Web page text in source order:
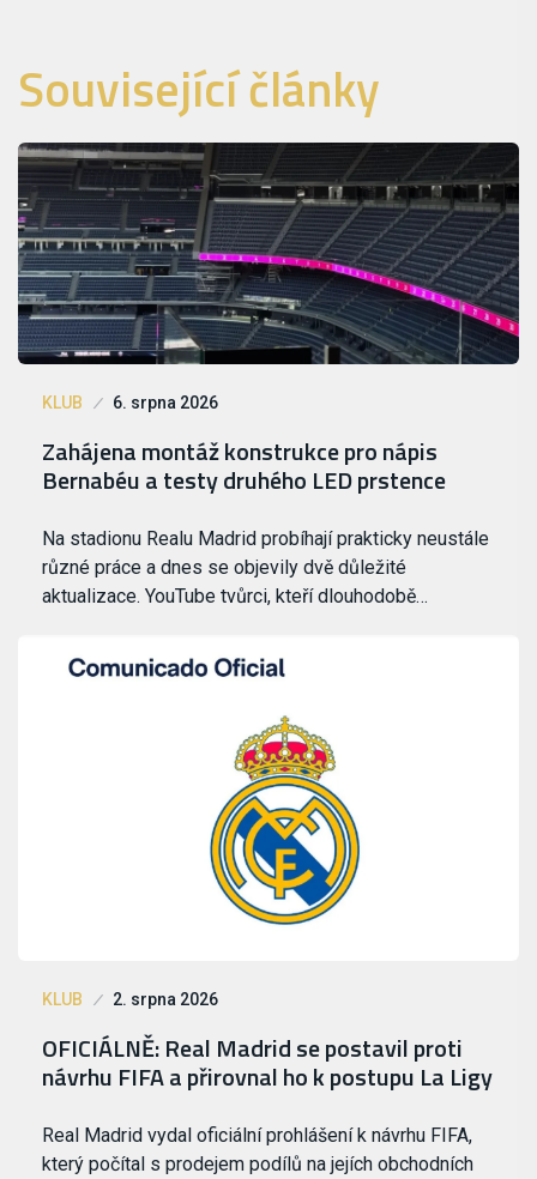
Související články
KLUB 6. srpna 2026
Zahájena montáž konstrukce pro nápis
Bernabéu a testy druhého LED prstence
Na stadionu Realu Madrid probíhají prakticky neustále
různé práce a dnes se objevily dvě důležité
aktualizace. YouTube tvůrci, kteří dlouhodobě…
KLUB 2. srpna 2026
OFICIÁLNĚ: Real Madrid se postavil proti
návrhu FIFA a přirovnal ho k postupu La Ligy
Real Madrid vydal oficiální prohlášení k návrhu FIFA,
který počítal s prodejem podílů na jejích obchodních